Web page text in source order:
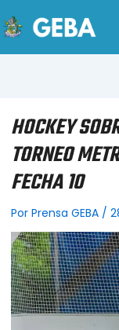
HOCKEY
TORNEO
FECHA 10
Por Prensa GEBA /